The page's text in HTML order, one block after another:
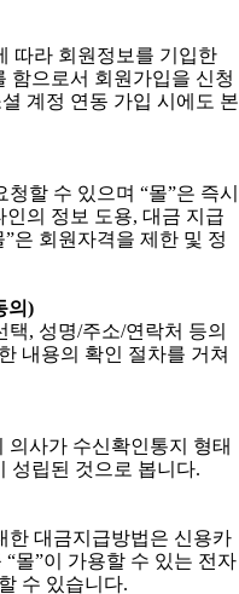
따라 회원정보를 기입한
함으로서 회원가입을 신청
계정 연동 가입 시에도 본
청할 수 있으며 “몰”은 즉시
인의 정보 도용, 대금 지급
”은 회원자격을 제한 및 정
의 )
택, 성명/주소/연락처 등의
내용의 확인 절차를 거쳐
의사가 수신확인통지 형태
성립된 것으로 봅니다.
한 대금지급방법은 신용카
“몰”이 가용할 수 있는 전자
수 있습니다.